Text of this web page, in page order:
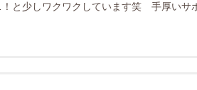
と少しワクワクしています笑 手厚いサ